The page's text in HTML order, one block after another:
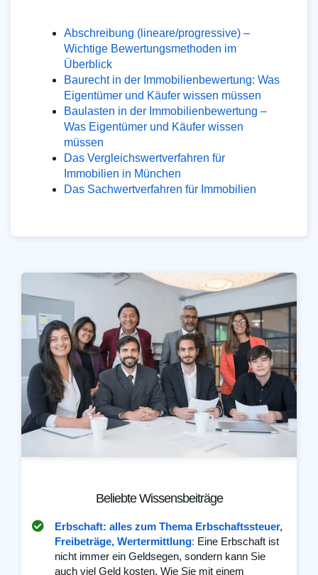
Abschreibung (lineare/progressive) –
Wichtige Bewertungsmethoden im
Überblick
Baurecht in der Immobilienbewertung: Was
Eigentümer und Käufer wissen müssen
Baulasten in der Immobilienbewertung –
Was Eigentümer und Käufer wissen
müssen
Das Vergleichswertverfahren für
Immobilien in München
Das Sachwertverfahren für Immobilien
Beliebte Wissensbeiträge
Erbschaft: alles zum Thema Erbschaftssteuer,
Freibeträge, Wertermittlung: Eine Erbschaft ist
nicht immer ein Geldsegen, sondern kann Sie
auch viel Geld kosten. Wie Sie mit einem